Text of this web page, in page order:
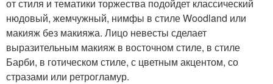
от стиля и тематики торжества подойдет классический
нюдовый, жемчужный, нимфы в стиле Woodland или
макияж без макияжа. Лицо невесты сделает
выразительным макияж в восточном стиле, в стиле
Барби, в готическом стиле, с цветным акцентом, со
стразами или ретрогламур.